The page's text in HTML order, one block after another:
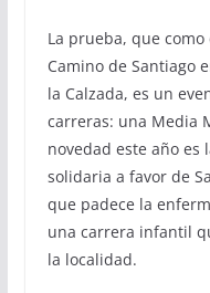
La prueba, que
Camino de Santiago
la Calzada, es un
carreras: una Media
novedad este año es
solidaria a favor de
que padece la
una carrera infantil
la localidad.